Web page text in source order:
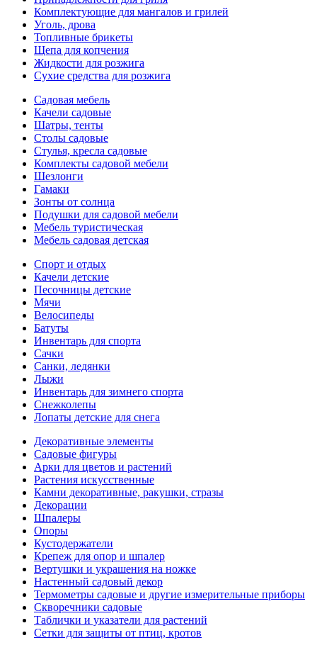
Комплектующие для мангалов и грилей
Уголь, дрова
Топливные брикеты
Щепа для копчения
Жидкости для розжига
Сухие средства для розжига
Садовая мебель
Качели садовые
Шатры, тенты
Столы садовые
Стулья, кресла садовые
Комплекты садовой мебели
Шезлонги
Гамаки
Зонты от солнца
Подушки для садовой мебели
Мебель туристическая
Мебель садовая детская
Спорт и отдых
Качели детские
Песочницы детские
Мячи
Велосипеды
Батуты
Инвентарь для спорта
Сачки
Санки, ледянки
Лыжи
Инвентарь для зимнего спорта
Снежколепы
Лопаты детские для снега
Декоративные элементы
Садовые фигуры
Арки для цветов и растений
Растения искусственные
Камни декоративные, ракушки, стразы
Декорации
Шпалеры
Опоры
Кустодержатели
Крепеж для опор и шпалер
Вертушки и украшения на ножке
Настенный садовый декор
Термометры садовые и другие измерительные приборы
Скворечники садовые
Таблички и указатели для растений
Сетки для защиты от птиц, кротов